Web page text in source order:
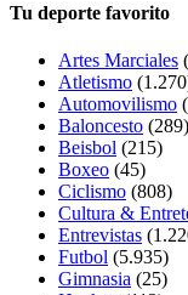
Tu deporte favorito
Artes Marciales
Atletismo
Automovilismo
Baloncesto (289)
Beisbol (215)
Boxeo (45)
Ciclismo (808)
Cultura &
Entrevistas
Futbol (5.935)
Gimnasia (25)